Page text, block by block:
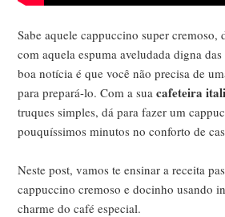
Sabe aquele cappuccino super cremoso,
com aquela espuma aveludada digna
boa notícia é que você não precisa de
para prepará-lo. Com a suacafeteira
truques simples, dá para fazer um
pouquíssimos minutos no conforto de
Neste post, vamos te ensinar a receita
cappuccino cremoso e docinho usando
charme do café especial.